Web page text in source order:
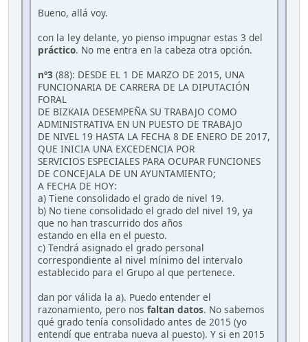
Bueno, allá voy.
con la ley delante, yo pienso impugnar estas 3 del
práctico. No me entra en la cabeza otra opción.
nº3 (88): DESDE EL 1 DE MARZO DE 2015, UNA
FUNCIONARIA DE CARRERA DE LA DIPUTACIÓN
FORAL
DE BIZKAIA DESEMPEÑA SU TRABAJO COMO
ADMINISTRATIVA EN UN PUESTO DE TRABAJO
DE NIVEL 19 HASTA LA FECHA 8 DE ENERO DE 2017,
QUE INICIA UNA EXCEDENCIA POR
SERVICIOS ESPECIALES PARA OCUPAR FUNCIONES
DE CONCEJALA DE UN AYUNTAMIENTO;
A FECHA DE HOY:
a) Tiene consolidado el grado de nivel 19.
b) No tiene consolidado el grado del nivel 19, ya
que no han trascurrido dos años
estando en ella en el puesto.
c) Tendrá asignado el grado personal
correspondiente al nivel mínimo del intervalo
establecido para el Grupo al que pertenece.
dan por válida la a). Puedo entender el
razonamiento, pero nos faltan datos. No sabemos
qué grado tenía consolidado antes de 2015 (yo
entendí que entraba nueva al puesto). Y si en 2015